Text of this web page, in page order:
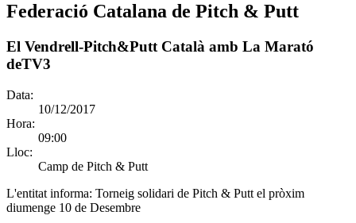
Federació Catalana de Pitch & Putt
El Vendrell-Pitch&Putt Català amb La Marató
deTV3
Data:
10/12/2017
Hora:
09:00
Lloc:
Camp de Pitch & Putt
L'entitat informa: Torneig solidari de Pitch & Putt el pròxim
diumenge 10 de Desembre